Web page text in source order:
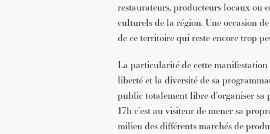
restaurateurs, producteurs locaux ou
culturels de la région. Une occasion
de ce territoire qui reste encore trop
La particularité de cette manifestation
liberté et la diversité de sa
public totalement libre d’organiser sa
17h c’est au visiteur de mener sa
milieu des différents marchés de